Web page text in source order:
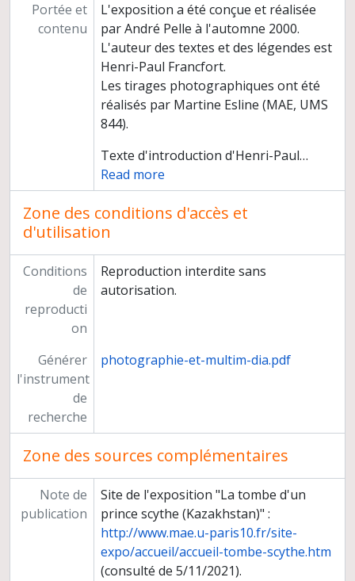
Portée et
contenu
L'exposition a été conçue et réalisée
par André Pelle à l'automne 2000.
L'auteur des textes et des légendes est
Henri-Paul Francfort.
Les tirages photographiques ont été
réalisés par Martine Esline (MAE, UMS
844).
Texte d'introduction d'Henri-Paul…
Read more
Zone des conditions d'accès et
d'utilisation
Conditions
de
reproducti
on
Reproduction interdite sans
autorisation.
Générer
l'instrument
de
recherche
photographie-et-multim-dia.pdf
Zone des sources complémentaires
Note de
publication
Site de l'exposition "La tombe d'un
prince scythe (Kazakhstan)" :
http://www.mae.u-paris10.fr/site-
expo/accueil/accueil-tombe-scythe.htm
(consulté de 5/11/2021).